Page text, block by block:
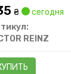
₴
сегодня
REINZ